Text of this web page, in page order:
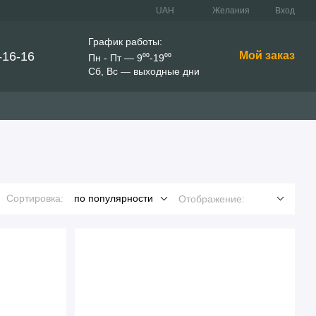
UAH Желания Вход
16
График работы:
Пн - Пт — 9⁰⁰-19⁰⁰
Сб, Вс — выходные дни
Мой заказ
Сортировка: по популярности Отображение: